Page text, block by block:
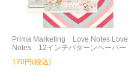
Prima Marketing Love Notes Love
Notes 12インチパターンペーパー
170円(税込)